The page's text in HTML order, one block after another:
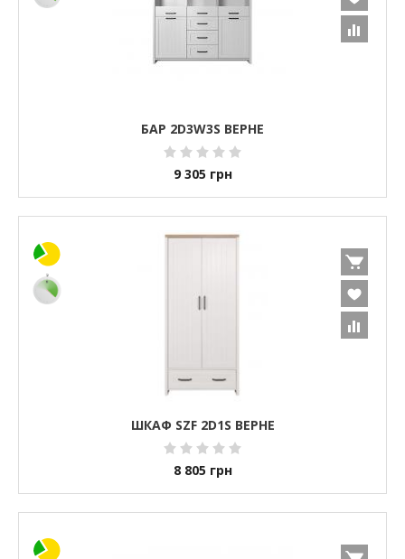
БАР 2D3W3S ВЕРНЕ
9 305 грн
ШКАФ SZF 2D1S ВЕРНЕ
8 805 грн